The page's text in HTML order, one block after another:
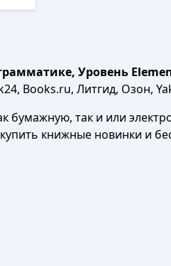
Уровень
Books.ru, Литгид, Озон,
бумажную, так и или
книжные новинки и